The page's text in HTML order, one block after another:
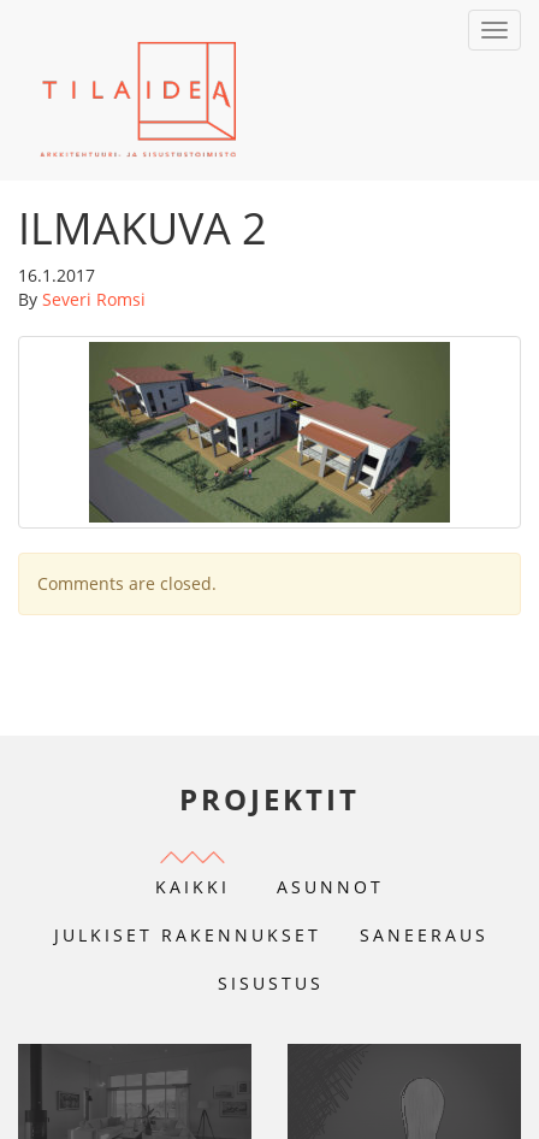
ILMAKUVA 2
16.1.2017
By Severi Romsi
Comments are closed.
PROJEKTIT
KAIKKI ASUNNOT
JULKISET RAKENNUKSET SANEERAUS
SISUSTUS